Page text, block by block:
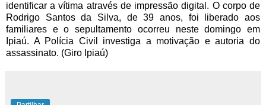
identificar a vítima através de impressão digital. O corpo de
Rodrigo Santos da Silva, de 39 anos, foi liberado aos
familiares e o sepultamento ocorreu neste domingo em
Ipiaú. A Polícia Civil investiga a motivação e autoria do
assassinato. (Giro Ipiaú)